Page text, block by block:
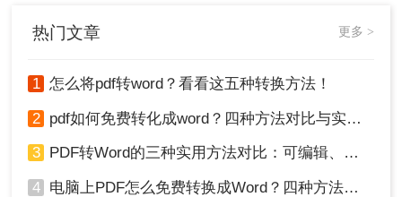
5、转换完成后，你可以对Word文档进行编辑、修
需要注意的是，使用Microsoft Office进行PDF转
Word可能存在一定的局限性，特别是对于包含复杂
格式或布局的PDF文件，转换效果可能不太理想。
综上所述，以上三种方法都可以帮助你在电脑上将
PDF文件转换为Word文档。你可以根据自己的需求
和实际情况选择合适的方法进行操作。无论你是需
热门文章 更多 >
1 怎么将pdf转word？看看这五种转换方法！
2 pdf如何免费转化成word？四种方法对比与实操指南（附详细表格）
3 PDF转Word的三种实用方法对比：可编辑、保格式、避风险！
4 电脑上PDF怎么免费转换成Word？四种方法对比与实操指南（附详细表格）!